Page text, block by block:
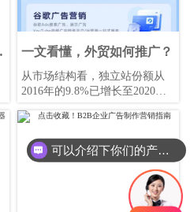
的效果。
一文看懂，外贸如何推广？
从市场结构看，独立站份额从
2016年的9.8%已增长至2020年
多外贸企业的选择。
可以介绍下你们的产品么